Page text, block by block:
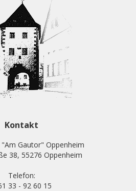
Kontakt
"Am Gautor" Oppenheim
38, 55276 Oppenheim
Telefon:
33 - 92 60 15